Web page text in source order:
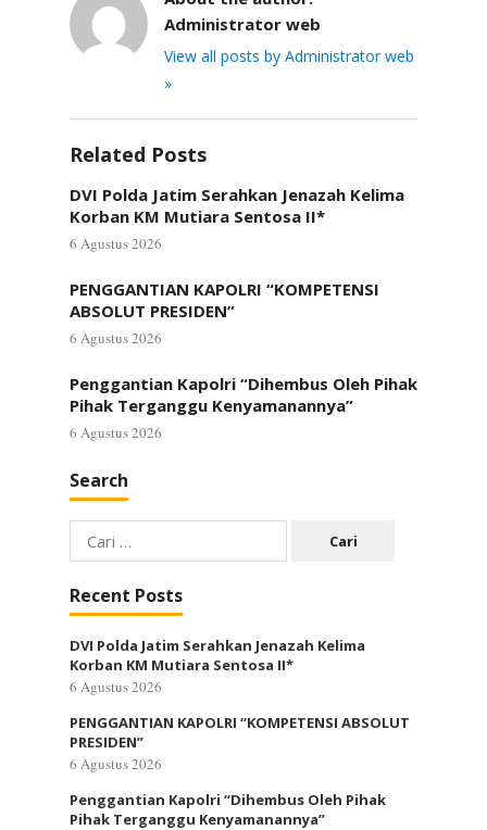
Administrator web
View all posts by Administrator web
»
Related Posts
DVI Polda Jatim Serahkan Jenazah Kelima
Korban KM Mutiara Sentosa II*
6 Agustus 2026
PENGGANTIAN KAPOLRI “KOMPETENSI
ABSOLUT PRESIDEN”
6 Agustus 2026
Penggantian Kapolri “Dihembus Oleh Pihak
Pihak Terganggu Kenyamanannya”
6 Agustus 2026
Search
Cari
untuk:
Recent Posts
DVI Polda Jatim Serahkan Jenazah Kelima
Korban KM Mutiara Sentosa II*
6 Agustus 2026
PENGGANTIAN KAPOLRI “KOMPETENSI ABSOLUT
PRESIDEN”
6 Agustus 2026
Penggantian Kapolri “Dihembus Oleh Pihak
Pihak Terganggu Kenyamanannya”